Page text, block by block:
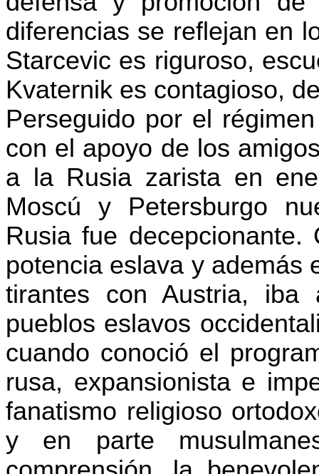
diferencias se reflejan en
Starcevic es riguroso,
Kvaternik es contagioso,
Perseguido por el
con el apoyo de los
a la Rusia zarista en
Moscú y Petersburgo
Rusia fue
potencia eslava y además
tirantes con Austria,
pueblos eslavos
cuando conoció el
rusa, expansionista e
fanatismo religioso
y en parte